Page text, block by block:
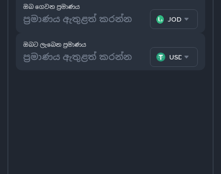
ඔබ ගෙවන ප්‍රමාණය
JOD
ඔබට ලැබෙන ප්‍රමාණය
USDT